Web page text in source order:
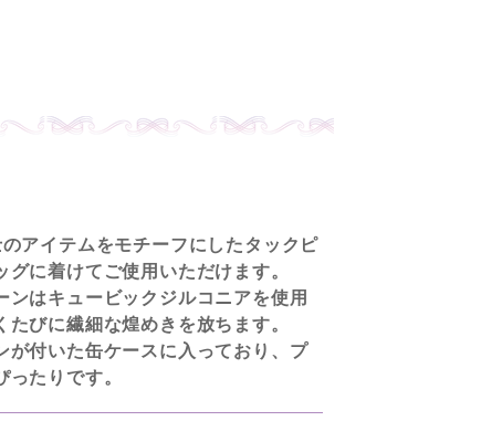
アイテムをモチーフにしたタックピ
グに着けてご使用いただけます。
ンはキュービックジルコニアを使用
たびに繊細な煌めきを放ちます。
が付いた缶ケースに入っており、プ
たりです。